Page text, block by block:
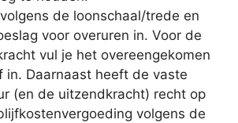
de loonschaal/trede en
voor overuren in. Voor de
vul je het overeengekomen
in. Daarnaast heeft de vaste
(en de uitzendkracht) recht op
volgens de